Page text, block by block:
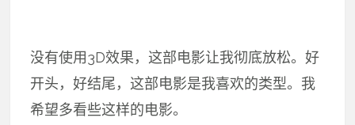
没有使用3D效果，这部电影让我彻底放松。好
开头，好结尾，这部电影是我喜欢的类型。我
希望多看些这样的电影。